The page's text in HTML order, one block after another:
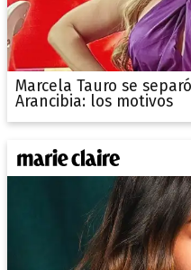
Marcela Tauro se
Arancibia: los motivos